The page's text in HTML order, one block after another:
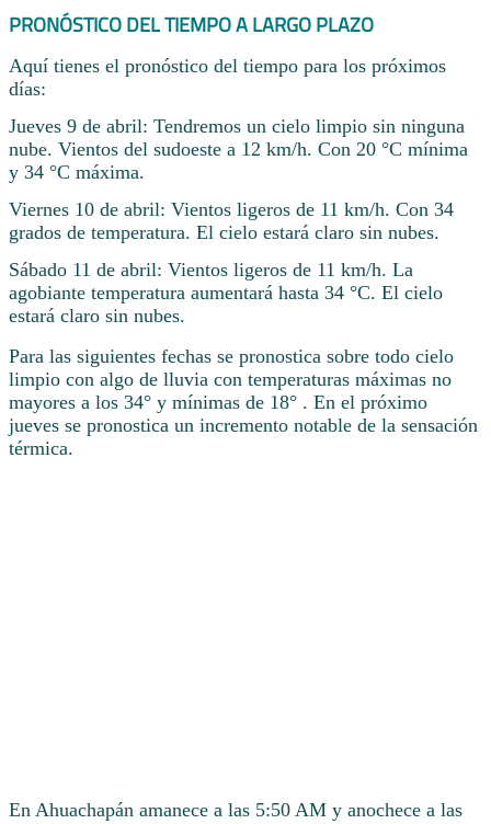
PRONÓSTICO DEL TIEMPO A LARGO PLAZO
Aquí tienes el pronóstico del tiempo para los próximos
días:
Jueves 9 de abril: Tendremos un cielo limpio sin ninguna
nube. Vientos del sudoeste a 12 km/h. Con 20 °C mínima
y 34 °C máxima.
Viernes 10 de abril: Vientos ligeros de 11 km/h. Con 34
grados de temperatura. El cielo estará claro sin nubes.
Sábado 11 de abril: Vientos ligeros de 11 km/h. La
agobiante temperatura aumentará hasta 34 °C. El cielo
estará claro sin nubes.
Para las siguientes fechas se pronostica sobre todo cielo
limpio con algo de lluvia con temperaturas máximas no
mayores a los 34° y mínimas de 18° . En el próximo
jueves se pronostica un incremento notable de la sensación
térmica.
En Ahuachapán amanece a las 5:50 AM y anochece a las